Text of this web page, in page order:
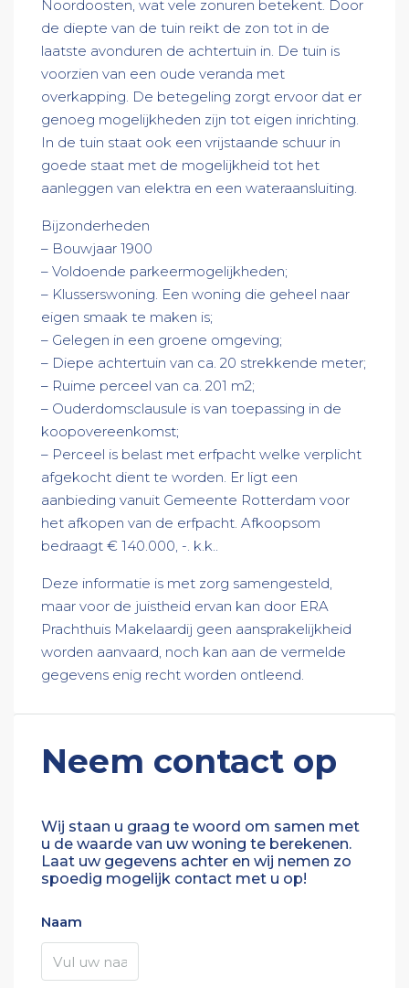
Noordoosten, wat vele zonuren betekent. Door
de diepte van de tuin reikt de zon tot in de
laatste avonduren de achtertuin in. De tuin is
voorzien van een oude veranda met
overkapping. De betegeling zorgt ervoor dat er
genoeg mogelijkheden zijn tot eigen inrichting.
In de tuin staat ook een vrijstaande schuur in
goede staat met de mogelijkheid tot het
aanleggen van elektra en een wateraansluiting.
Bijzonderheden
– Bouwjaar 1900
– Voldoende parkeermogelijkheden;
– Klusserswoning. Een woning die geheel naar
eigen smaak te maken is;
– Gelegen in een groene omgeving;
– Diepe achtertuin van ca. 20 strekkende meter;
– Ruime perceel van ca. 201 m2;
– Ouderdomsclausule is van toepassing in de
koopovereenkomst;
– Perceel is belast met erfpacht welke verplicht
afgekocht dient te worden. Er ligt een
aanbieding vanuit Gemeente Rotterdam voor
het afkopen van de erfpacht. Afkoopsom
bedraagt € 140.000, -. k.k..
Deze informatie is met zorg samengesteld,
maar voor de juistheid ervan kan door ERA
Prachthuis Makelaardij geen aansprakelijkheid
worden aanvaard, noch kan aan de vermelde
gegevens enig recht worden ontleend.
Neem contact op
Wij staan u graag te woord om samen met
u de waarde van uw woning te berekenen.
Laat uw gegevens achter en wij nemen zo
spoedig mogelijk contact met u op!
Naam